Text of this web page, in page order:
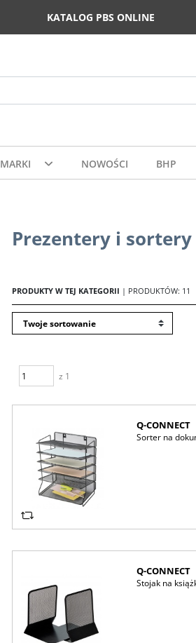
KATALOG PBS ONLINE
MARKI NOWOŚCI BHP
Prezentery i sortery
PRODUKTY W TEJ KATEGORII | PRODUKTÓW: 11
z 1
Q-CONNECT
Sorter na
Q-CONNECT
Stojak na